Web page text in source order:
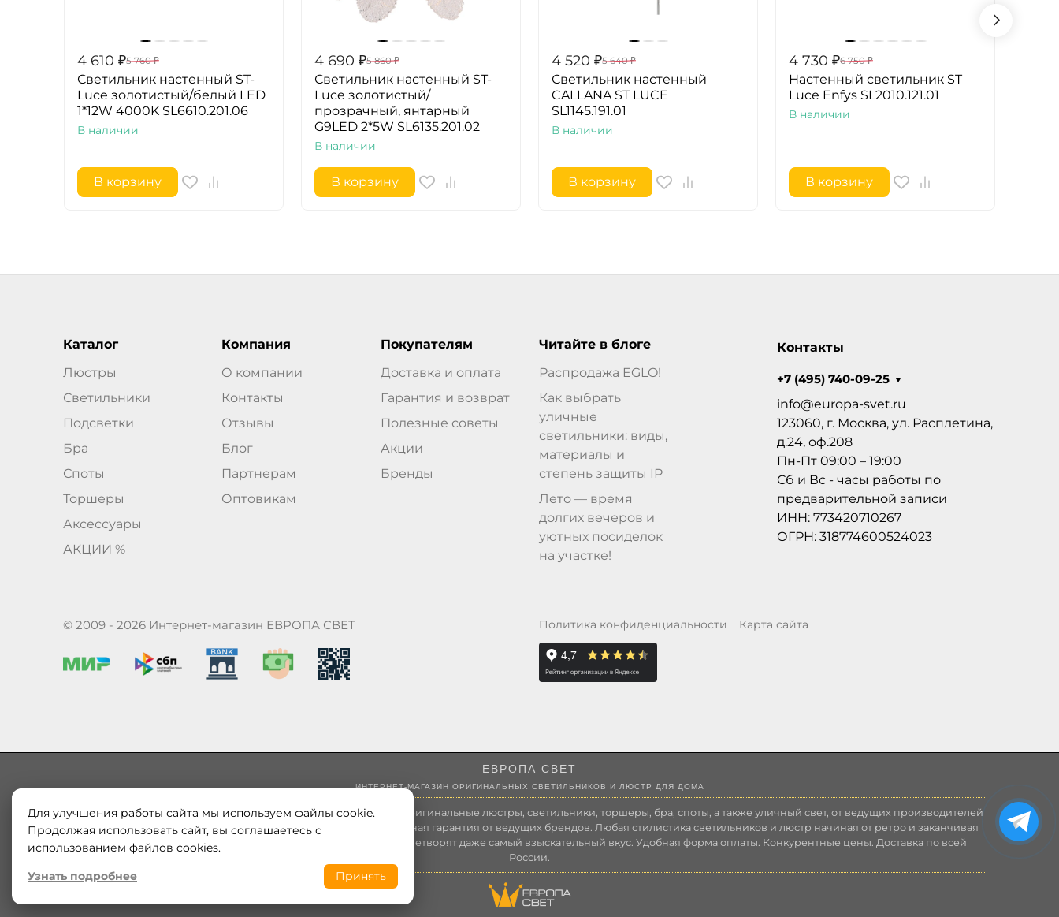
4 610 ₽5 760 ₽
Светильник настенный ST-
Luce золотистый/белый LED
1*12W 4000K SL6610.201.06
В наличии
В корзину
4 690 ₽5 860 ₽
Светильник настенный ST-
Luce золотистый/
прозрачный, янтарный
G9LED 2*5W SL6135.201.02
В наличии
В корзину
4 520 ₽5 640 ₽
Светильник настенный
CALLANA ST LUCE
SL1145.191.01
В наличии
В корзину
4 730 ₽6 750 ₽
Настенный светильник ST
Luce Enfys SL2010.121.01
В наличии
В корзину
Каталог
Люстры
Светильники
Подсветки
Бра
Споты
Торшеры
Аксессуары
АКЦИИ %
Компания
О компании
Контакты
Отзывы
Блог
Партнерам
Оптовикам
Покупателям
Доставка и оплата
Гарантия и возврат
Полезные советы
Акции
Бренды
Читайте в блоге
Распродажа EGLO!
Как выбрать
уличные
светильники: виды,
материалы и
степень защиты IP
Лето — время
долгих вечеров и
уютных посиделок
на участке!
Контакты
+7 (495) 740-09-25
info@europa-svet.ru
123060, г. Москва, ул. Расплетина,
д.24, оф.208
Пн-Пт 09:00 – 19:00
Сб и Вс - часы работы по
предварительной записи
ИНН: 773420710267
ОГРН: 318774600524023
© 2009 - 2026 Интернет-магазин ЕВРОПА СВЕТ Политика конфиденциальности Карта сайта
ЕВРОПА СВЕТ
ИНТЕРНЕТ-МАГАЗИН ОРИГИНАЛЬНЫХ СВЕТИЛЬНИКОВ И ЛЮСТР ДЛЯ ДОМА
Наш магазин «ЕВРОПА СВЕТ» поставляет и продает в России оригинальные люстры, светильники, торшеры, бра, споты, а также уличный свет, от ведущих производителей
Европы и России. Только оригинальная продукция. Полноценная гарантия от ведущих брендов. Любая стилистика светильников и люстр начиная от ретро и заканчивая
модерн от интернет-магазина europa-svet.ru позволит удовлетворят даже самый взыскательный вкус. Удобная форма оплаты. Конкурентные цены. Доставка по всей
России.
Для улучшения работы сайта мы используем файлы cookie.
Продолжая использовать сайт, вы соглашаетесь с
использованием файлов cookies.
Узнать подробнее
Принять